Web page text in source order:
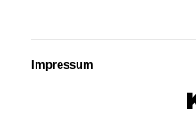
Impressum